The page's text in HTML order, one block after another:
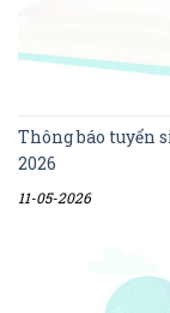
Thông báo tuyển
2026
11-05-2026